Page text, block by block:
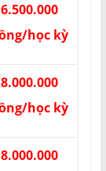
6.500.000
học kỳ
8.000.000
học kỳ
8.000.000